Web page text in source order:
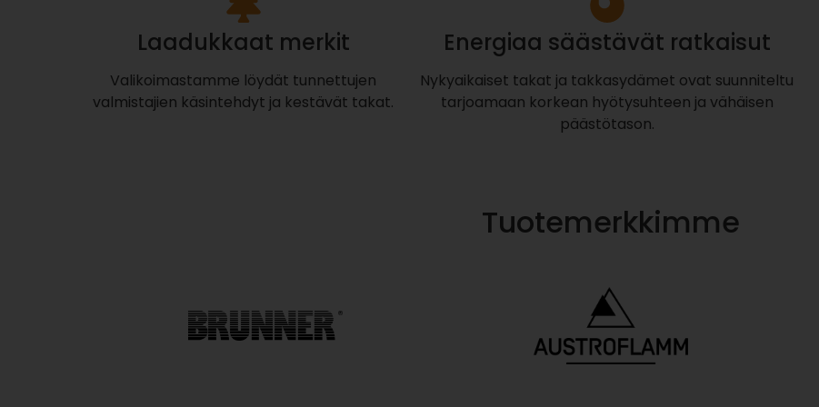
Laadukkaat merkit
Valikoimastamme löydät tunnettujen
valmistajien käsintehdyt ja kestävät takat.
Energiaa säästävät ratkaisut
Nykyaikaiset takat ja takkasydämet ovat suunniteltu
tarjoamaan korkean hyötysuhteen ja vähäisen
päästötason.
Tuotemerkkimme